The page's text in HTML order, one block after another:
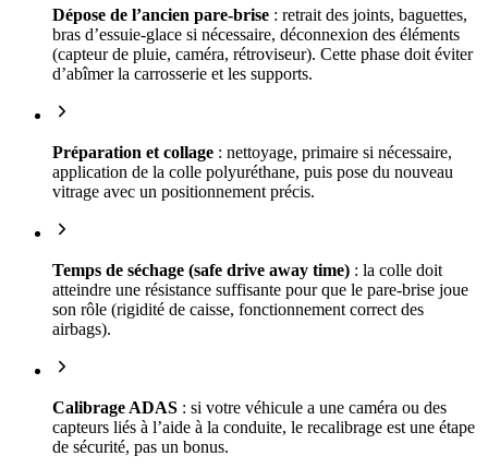
Dépose de l’ancien pare-brise : retrait des joints, baguettes,
bras d’essuie-glace si nécessaire, déconnexion des éléments
(capteur de pluie, caméra, rétroviseur). Cette phase doit éviter
d’abîmer la carrosserie et les supports.
Préparation et collage : nettoyage, primaire si nécessaire,
application de la colle polyuréthane, puis pose du nouveau
vitrage avec un positionnement précis.
Temps de séchage (safe drive away time) : la colle doit
atteindre une résistance suffisante pour que le pare-brise joue
son rôle (rigidité de caisse, fonctionnement correct des
airbags).
Calibrage ADAS : si votre véhicule a une caméra ou des
capteurs liés à l’aide à la conduite, le recalibrage est une étape
de sécurité, pas un bonus.